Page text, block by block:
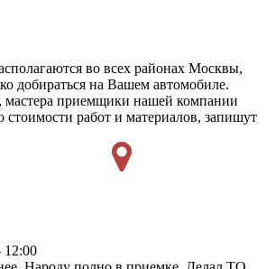
во всех районах Москвы,
добираться на Вашем автомобиле.
мастера приемщики нашей компании
стоимости работ и материалов, запишут
12:00